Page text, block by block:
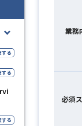
する
する
する
業務
必須